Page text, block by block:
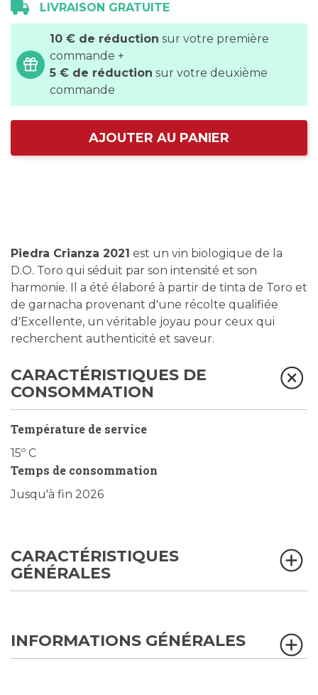
LIVRAISON GRATUITE
10 € de réduction sur votre première
commande +
5 € de réduction sur votre deuxième
commande
AJOUTER AU PANIER
Piedra Crianza 2021 est un vin biologique de la
D.O. Toro qui séduit par son intensité et son
harmonie. Il a été élaboré à partir de tinta de Toro et
de garnacha provenant d'une récolte qualifiée
d'Excellente, un véritable joyau pour ceux qui
recherchent authenticité et saveur.
CARACTÉRISTIQUES DE
CONSOMMATION
Température de service
15º C
Temps de consommation
Jusqu'à fin 2026
CARACTÉRISTIQUES
GÉNÉRALES
INFORMATIONS GÉNÉRALES